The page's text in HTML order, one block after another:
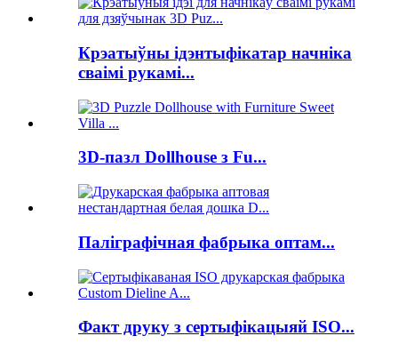
Крэатыўны ідэнтыфікатар начніка
сваімі рукамі...
3D-пазл Dollhouse з Fu...
Паліграфічная фабрыка оптам...
Факт друку з сертыфікацыяй ISO...